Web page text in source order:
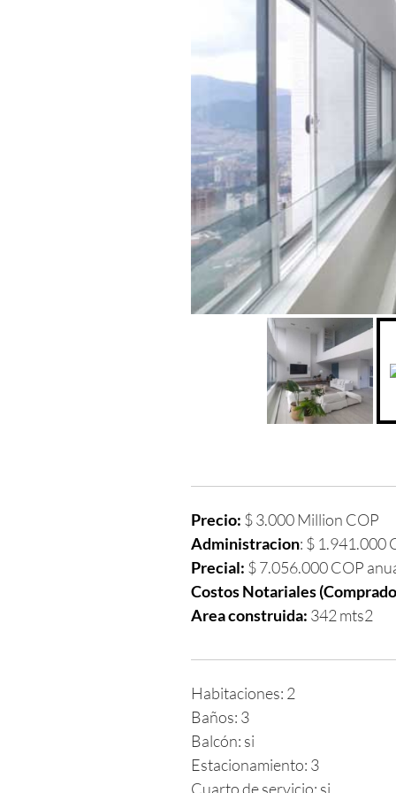
Precio: $ 3.000 Million COP
Administracion: $ 1.941.000
Precial: $ 7.056.000 COP
Costos Notariales
Area construida: 342 mts2
Habitaciones: 2
Baños: 3
Balcón: si
Estacionamiento: 3
Cuarto de servicio: si